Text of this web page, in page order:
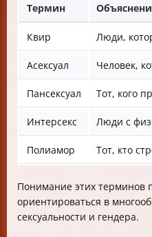
Термин
Квир Люди,
Асексуал Человек,
Пансексуал Тот, кого
Интерсекс Люди с
Полиамор Тот, кто
Понимание этих терминов
ориентироваться в
сексуальности и гендера.